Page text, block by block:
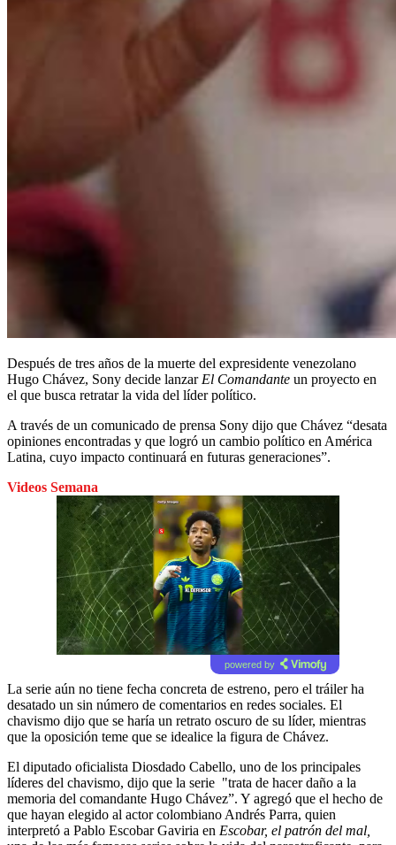
Después de tres años de la muerte del expresidente venezolano
Hugo Chávez, Sony decide lanzar El Comandante un proyecto en
el que busca retratar la vida del líder político.
A través de un comunicado de prensa Sony dijo que Chávez “desata
opiniones encontradas y que logró un cambio político en América
Latina, cuyo impacto continuará en futuras generaciones”.
Videos Semana
powered by
La serie aún no tiene fecha concreta de estreno, pero el tráiler ha
desatado un sin número de comentarios en redes sociales. El
chavismo dijo que se haría un retrato oscuro de su líder, mientras
que la oposición teme que se idealice la figura de Chávez.
El diputado oficialista Diosdado Cabello, uno de los principales
líderes del chavismo, dijo que la serie "trata de hacer daño a la
memoria del comandante Hugo Chávez”. Y agregó que el hecho de
que hayan elegido al actor colombiano Andrés Parra, quien
interpretó a Pablo Escobar Gaviria en Escobar, el patrón del mal,